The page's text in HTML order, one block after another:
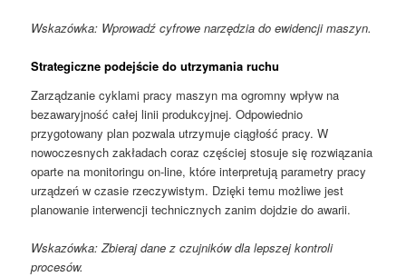
Wskazówka: Wprowadź cyfrowe narzędzia do ewidencji maszyn.
Strategiczne podejście do utrzymania ruchu
Zarządzanie cyklami pracy maszyn ma ogromny wpływ na
bezawaryjność całej linii produkcyjnej. Odpowiednio
przygotowany plan pozwala utrzymuje ciągłość pracy. W
nowoczesnych zakładach coraz częściej stosuje się rozwiązania
oparte na monitoringu on-line, które interpretują parametry pracy
urządzeń w czasie rzeczywistym. Dzięki temu możliwe jest
planowanie interwencji technicznych zanim dojdzie do awarii.
Wskazówka: Zbieraj dane z czujników dla lepszej kontroli
procesów.